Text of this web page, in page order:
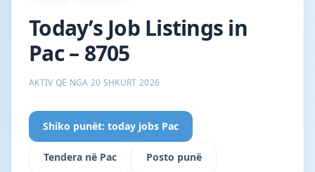
Today’s Job Listings in
Pac – 8705
AKTIV QË NGA 20 SHKURT 2026
Shiko punët: today jobs Pac
Tendera në Pac Posto punë